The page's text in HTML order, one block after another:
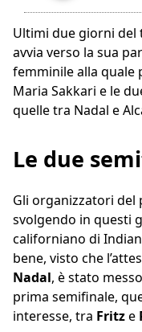
Ultimi due giorni del
avvia verso la sua
femminile alla quale
Maria Sakkari e le
quelle tra Nadal e
Le due
Gli organizzatori del
svolgendo in questi
californiano di
bene, visto che
Nadal, è stato
prima semifinale,
interesse, tra Fritze